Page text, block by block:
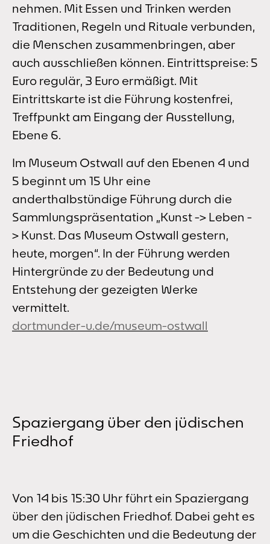
nehmen. Mit Essen und Trinken werden
Traditionen, Regeln und Rituale verbunden,
die Menschen zusammenbringen, aber
auch ausschließen können. Eintrittspreise: 5
Euro regulär, 3 Euro ermäßigt. Mit
Eintrittskarte ist die Führung kostenfrei,
Treffpunkt am Eingang der Ausstellung,
Ebene 6.
Im Museum Ostwall auf den Ebenen 4 und
5 beginnt um 15 Uhr eine
anderthalbstündige Führung durch die
Sammlungspräsentation „Kunst -> Leben -
> Kunst. Das Museum Ostwall gestern,
heute, morgen“. In der Führung werden
Hintergründe zu der Bedeutung und
Entstehung der gezeigten Werke
vermittelt.
dortmunder-u.de/museum-ostwall
Spaziergang über den jüdischen
Friedhof
Von 14 bis 15:30 Uhr führt ein Spaziergang
über den jüdischen Friedhof. Dabei geht es
um die Geschichten und die Bedeutung der